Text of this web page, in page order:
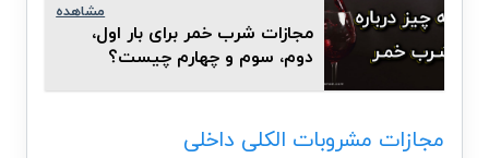
مشاهده
مجازات شرب خمر برای بار اول،
دوم، سوم و چهارم چیست؟
مجازات مشروبات الکلی داخلی